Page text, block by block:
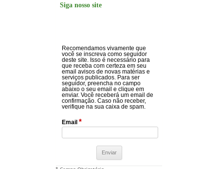
Siga nosso site
Recomendamos vivamente que
você se inscreva como seguidor
deste site. Isso é necessário para
que receba com certeza em seu
email avisos de novas matérias e
serviços publicados. Para ser
seguidor, preencha no campo
abaixo o seu email e clique em
enviar. Você receberá um email de
confirmação. Caso não receber,
verifique na sua caixa de spam.
Email *